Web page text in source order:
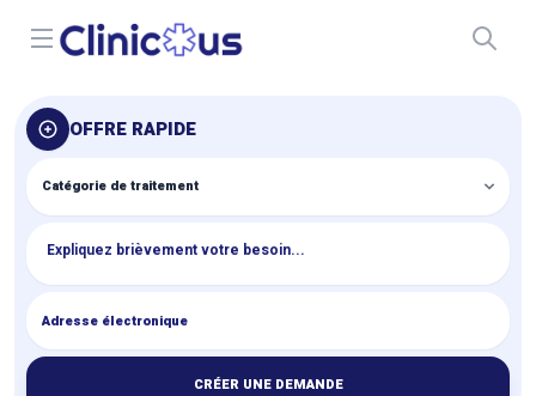
Open menu
OFFRE RAPIDE
CRÉER UNE DEMANDE